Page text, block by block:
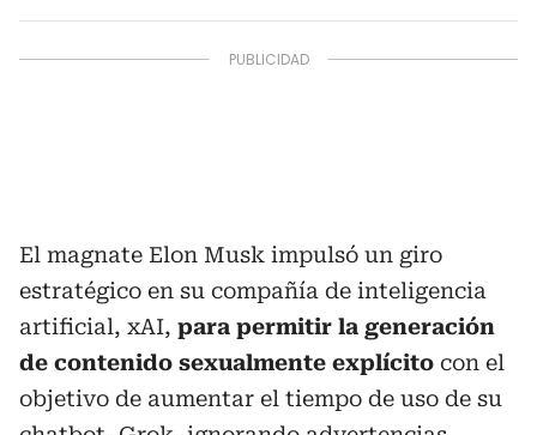
El magnate Elon Musk impulsó un giro
estratégico en su compañía de inteligencia
artificial, xAI, para permitir la generación
de contenido sexualmente explícito con el
objetivo de aumentar el tiempo de uso de su